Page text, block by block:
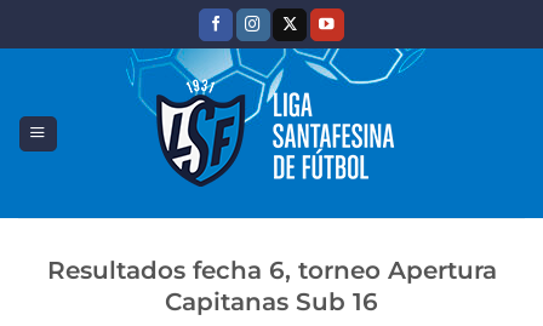
Resultados fecha 6, torneo Apertura
Capitanas Sub 16